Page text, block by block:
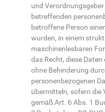
und
betreffenden
betroffene Person
wurden, in einem
maschinenlesbaren
das Recht, diese
ohne Behinderung
personenbezogenen
übermitteln, sofern die
gemäß Art. 6 Abs. 1